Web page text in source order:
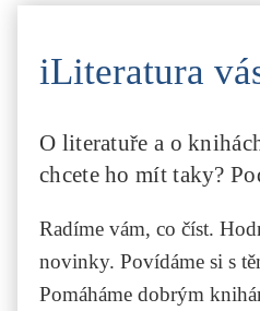
iLiteratura
O literatuře a o
chcete ho mít taky?
Radíme vám, co číst.
novinky. Povídáme si s
Pomáháme dobrým